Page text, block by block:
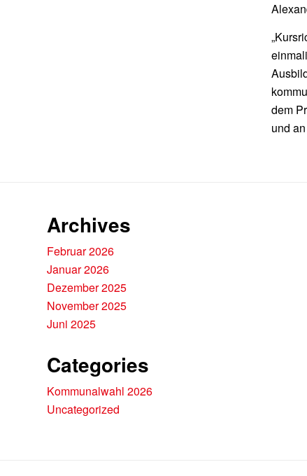
dem
und
Archives
Februar 2026
Januar 2026
Dezember 2025
November 2025
Juni 2025
Categories
Kommunalwahl 2026
Uncategorized